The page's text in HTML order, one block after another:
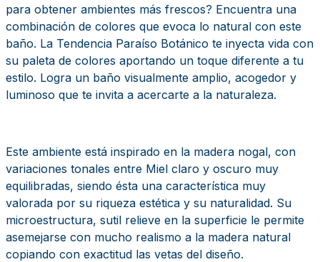
para obtener ambientes más frescos? Encuentra una
combinación de colores que evoca lo natural con este
baño. La Tendencia Paraíso Botánico te inyecta vida con
su paleta de colores aportando un toque diferente a tu
estilo. Logra un baño visualmente amplio, acogedor y
luminoso que te invita a acercarte a la naturaleza.
Este ambiente está inspirado en la madera nogal, con
variaciones tonales entre Miel claro y oscuro muy
equilibradas, siendo ésta una característica muy
valorada por su riqueza estética y su naturalidad. Su
microestructura, sutil relieve en la superficie le permite
asemejarse con mucho realismo a la madera natural
copiando con exactitud las vetas del diseño.